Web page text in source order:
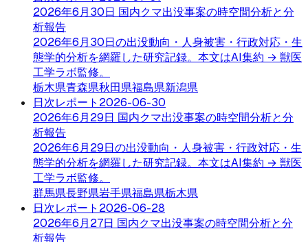
2026年6月30日 国内クマ出没事案の時空間分析と分
析報告
2026年6月30日の出没動向・人身被害・行政対応・生
態学的分析を網羅した研究記録。本文はAI集約 → 獣医
工学ラボ監修。
栃木県青森県秋田県福島県新潟県
日次レポート 2026-06-30
2026年6月29日 国内クマ出没事案の時空間分析と分
析報告
2026年6月29日の出没動向・人身被害・行政対応・生
態学的分析を網羅した研究記録。本文はAI集約 → 獣医
工学ラボ監修。
群馬県長野県岩手県福島県栃木県
日次レポート 2026-06-28
2026年6月27日 国内クマ出没事案の時空間分析と分
析報告